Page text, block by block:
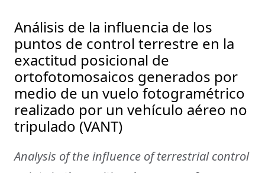
Análisis de la influencia de los
puntos de control terrestre en la
exactitud posicional de
ortofotomosaicos generados por
medio de un vuelo fotogramétrico
realizado por un vehículo aéreo no
tripulado (VANT)
Analysis of the influence of terrestrial control